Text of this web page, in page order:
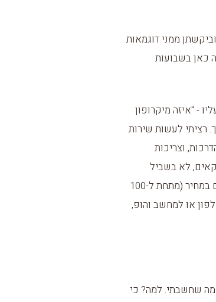
ממני דוגמאות
כאן בשבועות
- "איזה מיקרופון
רציתי לעשות שירות
וצריכות
לא בשביל
טכנאי סאונד, ולא לאולפנים מקצועיים. חיפשתי פתרונות נגישים במחיר (מתחת ל-100
או למחשב והופ,
שחשבתי. למה? כי